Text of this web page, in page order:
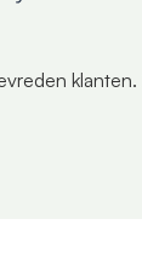
klanten.